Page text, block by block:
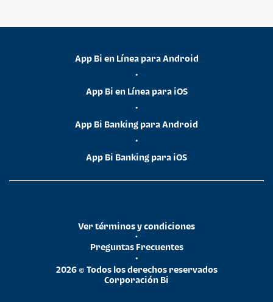
App Bi en Línea para Android
•
App Bi en Línea para iOS
•
App Bi Banking para Android
•
App Bi Banking para iOS
2026 © Todos los derechos reservados
Corporación Bi
•
Preguntas Frecuentes
•
Ver términos y condiciones